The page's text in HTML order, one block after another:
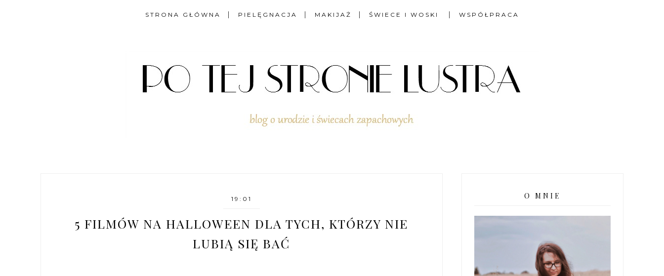
STRONA GŁÓWNA PIELĘGNACJA MAKIJAŻ ŚWIECE I WOSKI WSPÓŁPRACA
19:01
5 FILMÓW NA HALLOWEEN DLA TYCH, KTÓRZY NIE
LUBIĄ SIĘ BAĆ
O MNIE